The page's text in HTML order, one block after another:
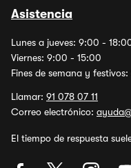
Asistencia
Lunes a jueves: 9:00 -
Viernes: 9:00 - 15:00
Fines de semana y
Llamar: 91 078 07 11
Correo electrónico:
El tiempo de respuesta